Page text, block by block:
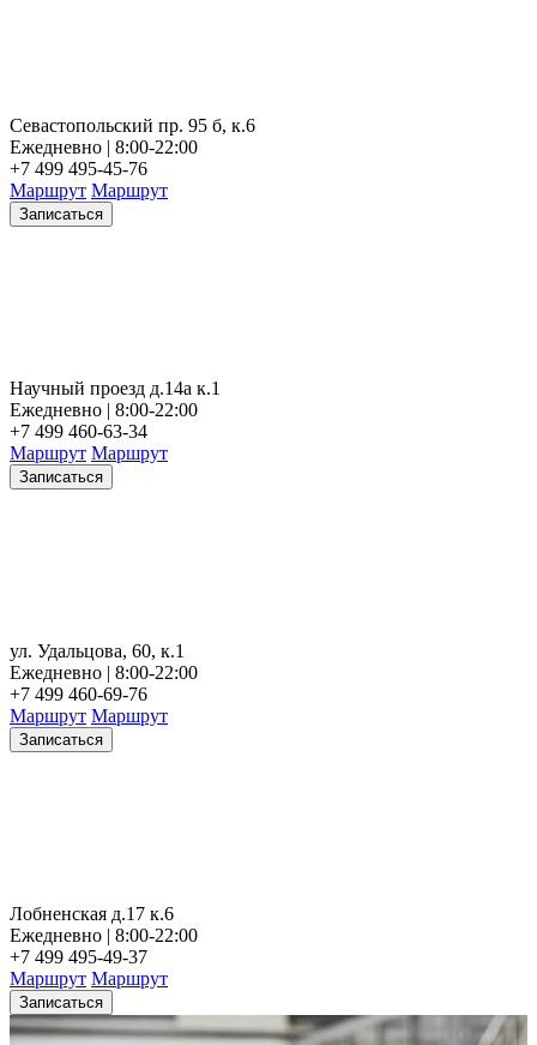
Севастопольский пр. 95 б, к.6
Ежедневно | 8:00-22:00
+7 499 495-45-76
Маршрут Маршрут
Записаться
Научный проезд д.14а к.1
Ежедневно | 8:00-22:00
+7 499 460-63-34
Маршрут Маршрут
Записаться
ул. Удальцова, 60, к.1
Ежедневно | 8:00-22:00
+7 499 460-69-76
Маршрут Маршрут
Записаться
Лобненская д.17 к.6
Ежедневно | 8:00-22:00
+7 499 495-49-37
Маршрут Маршрут
Записаться